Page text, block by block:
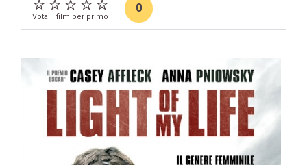
Vota il film per primo
0